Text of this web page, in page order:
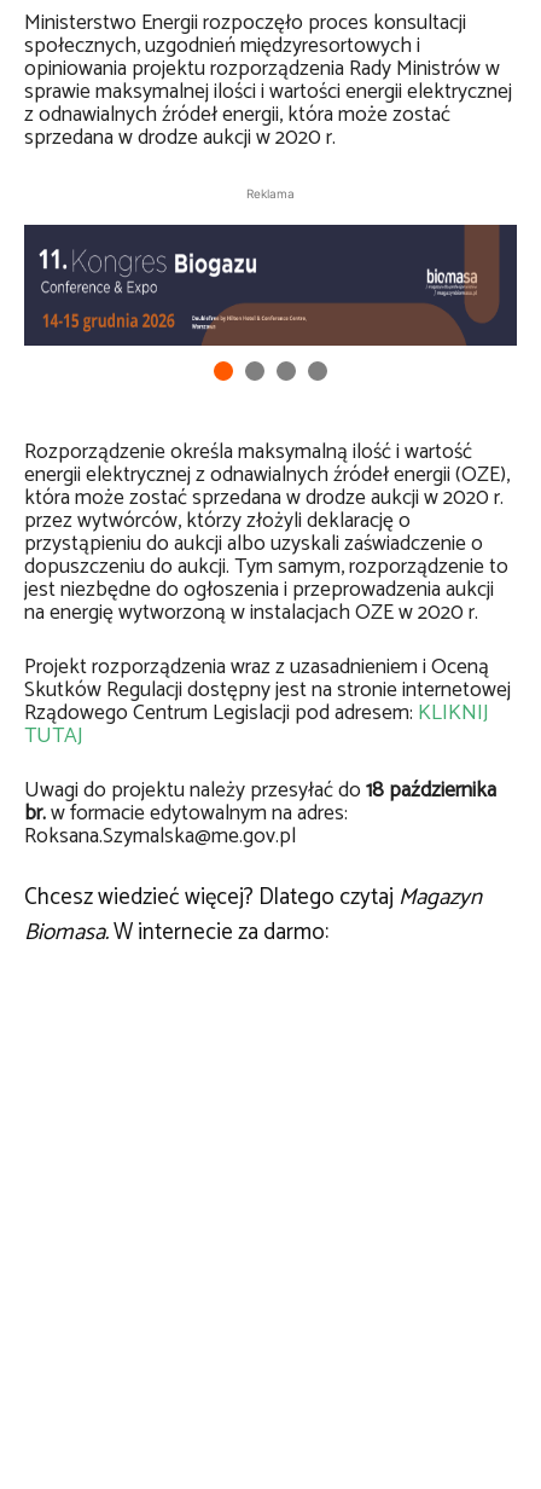
Ministerstwo Energii rozpoczęło proces konsultacji
społecznych, uzgodnień międzyresortowych i
opiniowania projektu rozporządzenia Rady Ministrów w
sprawie maksymalnej ilości i wartości energii elektrycznej
z odnawialnych źródeł energii, która może zostać
sprzedana w drodze aukcji w 2020 r.
Reklama
Rozporządzenie określa maksymalną ilość i wartość
energii elektrycznej z odnawialnych źródeł energii (OZE),
która może zostać sprzedana w drodze aukcji w 2020 r.
przez wytwórców, którzy złożyli deklarację o
przystąpieniu do aukcji albo uzyskali zaświadczenie o
dopuszczeniu do aukcji. Tym samym, rozporządzenie to
jest niezbędne do ogłoszenia i przeprowadzenia aukcji
na energię wytworzoną w instalacjach OZE w 2020 r.
Projekt rozporządzenia wraz z uzasadnieniem i Oceną
Skutków Regulacji dostępny jest na stronie internetowej
Rządowego Centrum Legislacji pod adresem: KLIKNIJ
TUTAJ
Uwagi do projektu należy przesyłać do18 października
br.w formacie edytowalnym na adres:
Roksana.Szymalska@me.gov.pl
Chcesz wiedzieć więcej? Dlatego czytajMagazyn
Biomasa.W internecie za darmo: